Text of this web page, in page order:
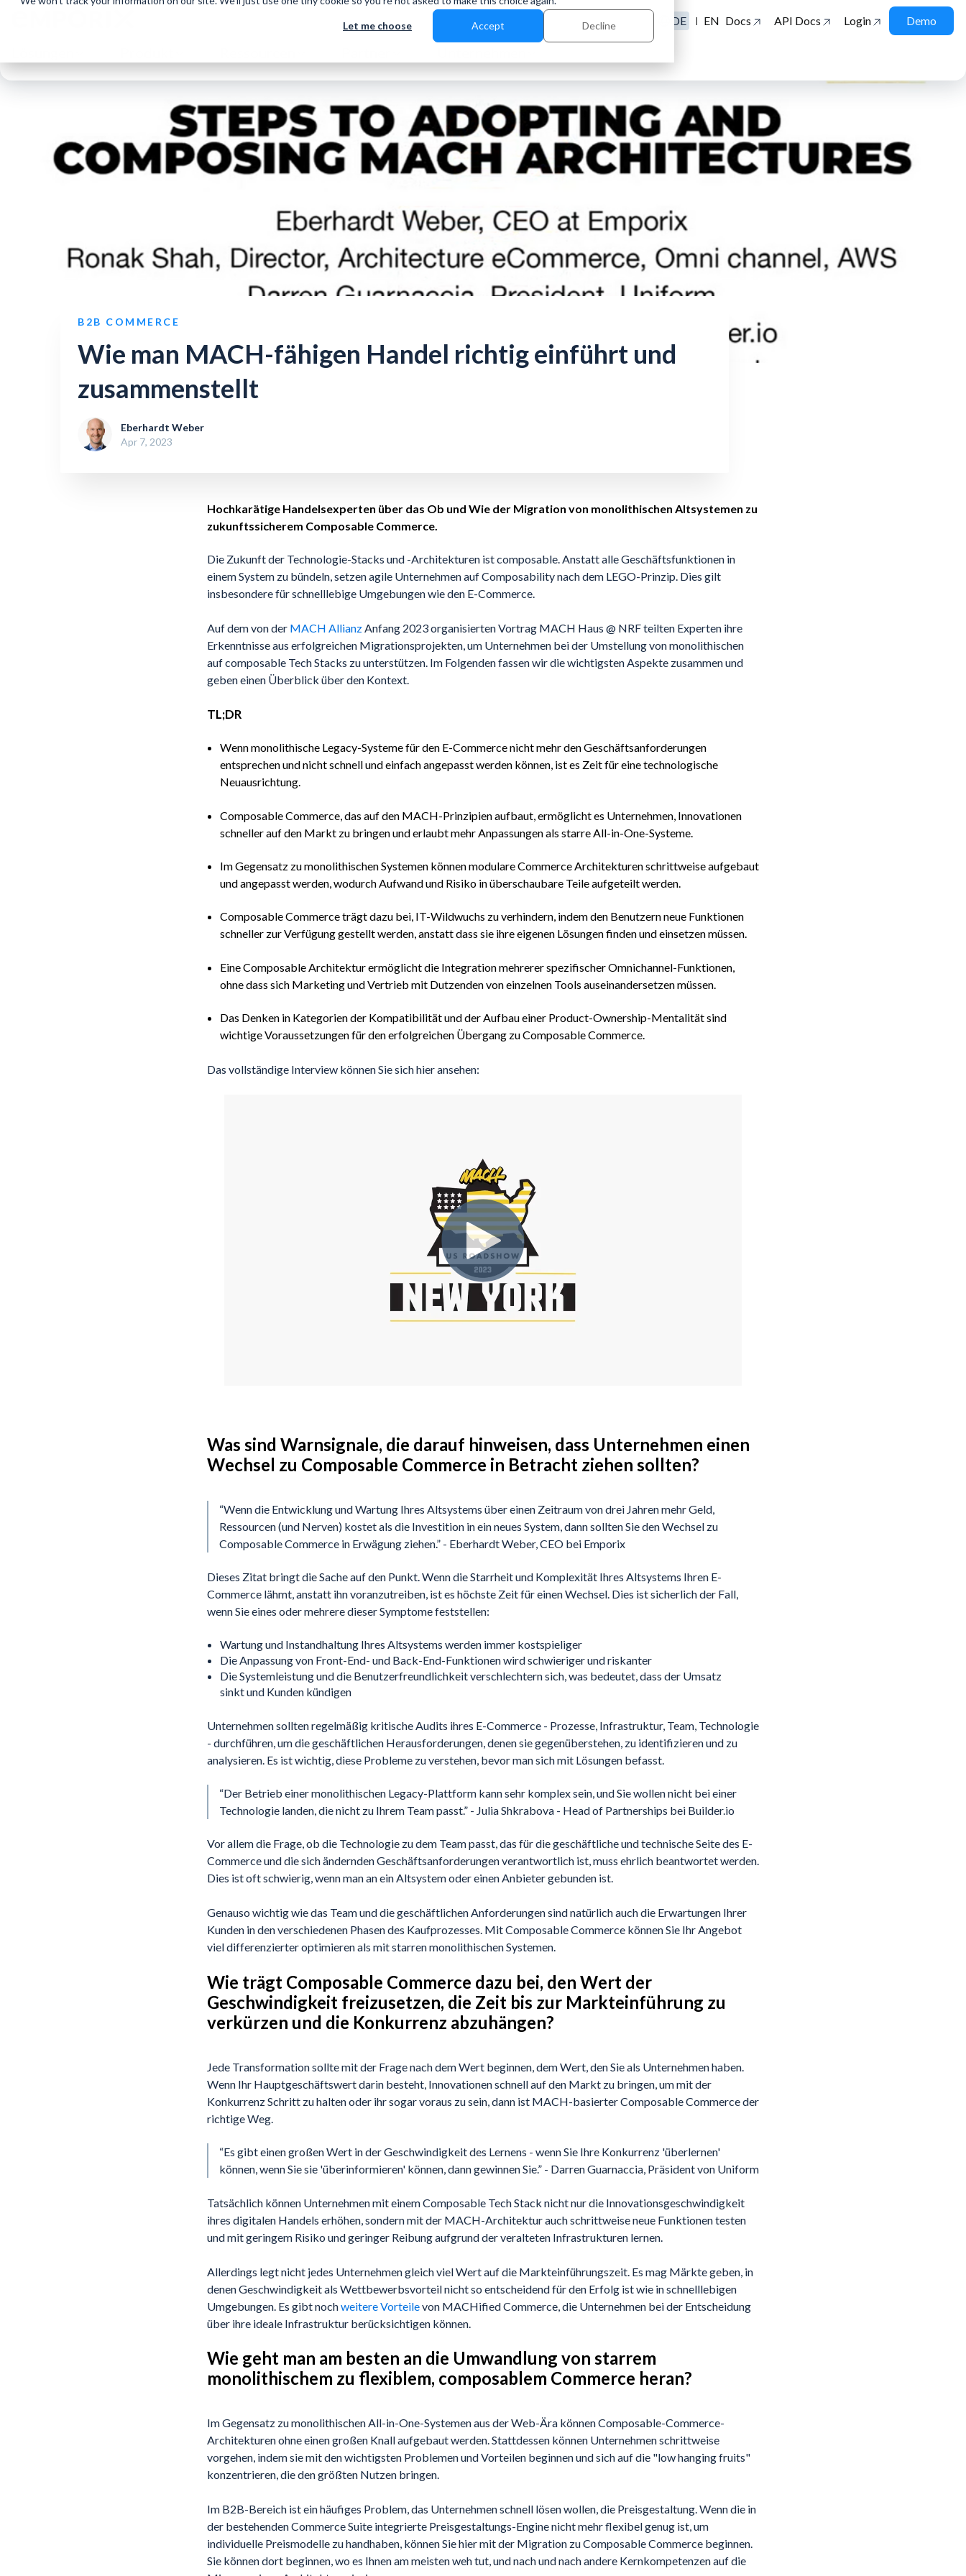
Let me choose Accept Decline DE | EN Docs API Docs Login Demo
B2B COMMERCE
Wie man MACH-fähigen Handel richtig einführt und
zusammenstellt
Eberhardt Weber
Apr 7, 2023
Hochkarätige Handelsexperten über das Ob und Wie der Migration von monolithischen Altsystemen zu
zukunftssicherem Composable Commerce.
Die Zukunft der Technologie-Stacks und -Architekturen ist composable. Anstatt alle Geschäftsfunktionen in
einem System zu bündeln, setzen agile Unternehmen auf Composability nach dem LEGO-Prinzip. Dies gilt
insbesondere für schnelllebige Umgebungen wie den E-Commerce.
Auf dem von der MACH AllianzAnfang 2023 organisierten Vortrag MACH Haus @ NRF teilten Experten ihre
Erkenntnisse aus erfolgreichen Migrationsprojekten, um Unternehmen bei der Umstellung von monolithischen
auf composable Tech Stacks zu unterstützen. Im Folgenden fassen wir die wichtigsten Aspekte zusammen und
geben einen Überblick über den Kontext.
TL;DR
Wenn monolithische Legacy-Systeme für den E-Commerce nicht mehr den Geschäftsanforderungen
entsprechen und nicht schnell und einfach angepasst werden können, ist es Zeit für eine technologische
Neuausrichtung.
Composable Commerce, das auf den MACH-Prinzipien aufbaut, ermöglicht es Unternehmen, Innovationen
schneller auf den Markt zu bringen und erlaubt mehr Anpassungen als starre All-in-One-Systeme.
Im Gegensatz zu monolithischen Systemen können modulare Commerce Architekturen schrittweise aufgebaut
und angepasst werden, wodurch Aufwand und Risiko in überschaubare Teile aufgeteilt werden.
Composable Commerce trägt dazu bei, IT-Wildwuchs zu verhindern, indem den Benutzern neue Funktionen
schneller zur Verfügung gestellt werden, anstatt dass sie ihre eigenen Lösungen finden und einsetzen müssen.
Eine Composable Architektur ermöglicht die Integration mehrerer spezifischer Omnichannel-Funktionen,
ohne dass sich Marketing und Vertrieb mit Dutzenden von einzelnen Tools auseinandersetzen müssen.
Das Denken in Kategorien der Kompatibilität und der Aufbau einer Product-Ownership-Mentalität sind
wichtige Voraussetzungen für den erfolgreichen Übergang zu Composable Commerce.
Das vollständige Interview können Sie sich hier ansehen:
Was sind Warnsignale, die darauf hinweisen, dass Unternehmen einen
Wechsel zu Composable Commerce in Betracht ziehen sollten?
“Wenn die Entwicklung und Wartung Ihres Altsystems über einen Zeitraum von drei Jahren mehr Geld,
Ressourcen (und Nerven) kostet als die Investition in ein neues System, dann sollten Sie den Wechsel zu
Composable Commerce in Erwägung ziehen.” - Eberhardt Weber, CEO bei Emporix
Dieses Zitat bringt die Sache auf den Punkt. Wenn die Starrheit und Komplexität Ihres Altsystems Ihren E-
Commerce lähmt, anstatt ihn voranzutreiben, ist es höchste Zeit für einen Wechsel. Dies ist sicherlich der Fall,
wenn Sie eines oder mehrere dieser Symptome feststellen:
Wartung und Instandhaltung Ihres Altsystems werden immer kostspieliger
Die Anpassung von Front-End- und Back-End-Funktionen wird schwieriger und riskanter
Die Systemleistung und die Benutzerfreundlichkeit verschlechtern sich, was bedeutet, dass der Umsatz
sinkt und Kunden kündigen
Unternehmen sollten regelmäßig kritische Audits ihres E-Commerce - Prozesse, Infrastruktur, Team, Technologie
- durchführen, um die geschäftlichen Herausforderungen, denen sie gegenüberstehen, zu identifizieren und zu
analysieren. Es ist wichtig, diese Probleme zu verstehen, bevor man sich mit Lösungen befasst.
“Der Betrieb einer monolithischen Legacy-Plattform kann sehr komplex sein, und Sie wollen nicht bei einer
Technologie landen, die nicht zu Ihrem Team passt.” - Julia Shkrabova - Head of Partnerships bei Builder.io
Vor allem die Frage, ob die Technologie zu dem Team passt, das für die geschäftliche und technische Seite des E-
Commerce und die sich ändernden Geschäftsanforderungen verantwortlich ist, muss ehrlich beantwortet werden.
Dies ist oft schwierig, wenn man an ein Altsystem oder einen Anbieter gebunden ist.
Genauso wichtig wie das Team und die geschäftlichen Anforderungen sind natürlich auch die Erwartungen Ihrer
Kunden in den verschiedenen Phasen des Kaufprozesses. Mit Composable Commerce können Sie Ihr Angebot
viel differenzierter optimieren als mit starren monolithischen Systemen.
Wie trägt Composable Commerce dazu bei, den Wert der
Geschwindigkeit freizusetzen, die Zeit bis zur Markteinführung zu
verkürzen und die Konkurrenz abzuhängen?
Jede Transformation sollte mit der Frage nach dem Wert beginnen, dem Wert, den Sie als Unternehmen haben.
Wenn Ihr Hauptgeschäftswert darin besteht, Innovationen schnell auf den Markt zu bringen, um mit der
Konkurrenz Schritt zu halten oder ihr sogar voraus zu sein, dann ist MACH-basierter Composable Commerce der
richtige Weg.
“Es gibt einen großen Wert in der Geschwindigkeit des Lernens - wenn Sie Ihre Konkurrenz 'überlernen'
können, wenn Sie sie 'überinformieren' können, dann gewinnen Sie.” - Darren Guarnaccia, Präsident von Uniform
Tatsächlich können Unternehmen mit einem Composable Tech Stack nicht nur die Innovationsgeschwindigkeit
ihres digitalen Handels erhöhen, sondern mit der MACH-Architektur auch schrittweise neue Funktionen testen
und mit geringem Risiko und geringer Reibung aufgrund der veralteten Infrastrukturen lernen.
Allerdings legt nicht jedes Unternehmen gleich viel Wert auf die Markteinführungszeit. Es mag Märkte geben, in
denen Geschwindigkeit als Wettbewerbsvorteil nicht so entscheidend für den Erfolg ist wie in schnelllebigen
Umgebungen. Es gibt nochweitere Vorteilevon MACHified Commerce, die Unternehmen bei der Entscheidung
über ihre ideale Infrastruktur berücksichtigen können.
Wie geht man am besten an die Umwandlung von starrem
monolithischem zu flexiblem, composablem Commerce heran?
Im Gegensatz zu monolithischen All-in-One-Systemen aus der Web-Ära können Composable-Commerce-
Architekturen ohne einen großen Knall aufgebaut werden. Stattdessen können Unternehmen schrittweise
vorgehen, indem sie mit den wichtigsten Problemen und Vorteilen beginnen und sich auf die "low hanging fruits"
konzentrieren, die den größten Nutzen bringen.
Im B2B-Bereich ist ein häufiges Problem, das Unternehmen schnell lösen wollen, die Preisgestaltung. Wenn die in
der bestehenden Commerce Suite integrierte Preisgestaltungs-Engine nicht mehr flexibel genug ist, um
individuelle Preismodelle zu handhaben, können Sie hier mit der Migration zu Composable Commerce beginnen.
Sie können dort beginnen, wo es Ihnen am meisten weh tut, und nach und nach andere Kernkompetenzen auf die